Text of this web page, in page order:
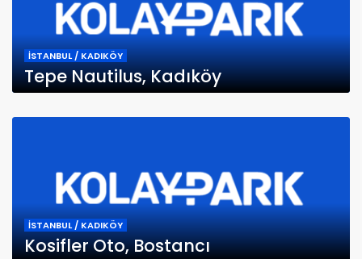
İSTANBUL / KADIKÖY
Tepe Nautilus, Kadıköy
İSTANBUL / KADIKÖY
Kosifler Oto, Bostancı